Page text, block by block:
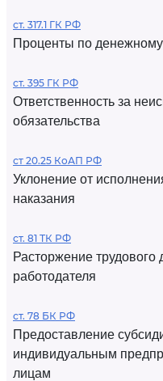
ст. 317.1 ГК РФ
Проценты по денежному
ст. 395 ГК РФ
Ответственность за
обязательства
ст 20.25 КоАП РФ
Уклонение от
наказания
ст. 81 ТК РФ
Расторжение трудового
работодателя
ст. 78 БК РФ
Предоставление
индивидуальным
лицам